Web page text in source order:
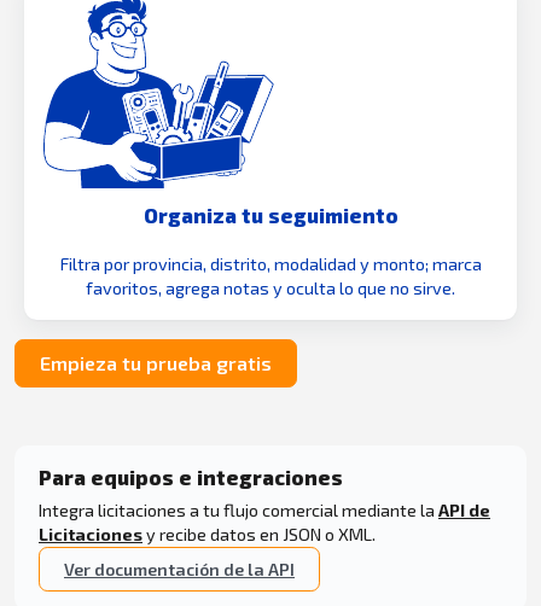
Organiza tu seguimiento
Filtra por provincia, distrito, modalidad y monto; marca
favoritos, agrega notas y oculta lo que no sirve.
Empieza tu prueba gratis
Para equipos e integraciones
Integra licitaciones a tu flujo comercial mediante la API de
Licitacionesy recibe datos en JSON o XML.
Ver documentación de la API